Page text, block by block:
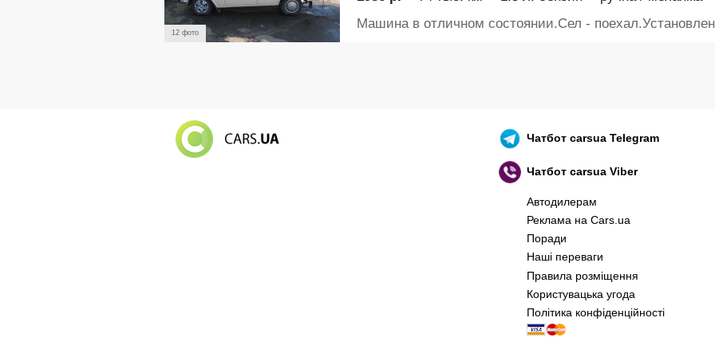
Російський воєнний корабель, іди нах..й! 🇷🇺 🚢 🖕 PS:
12 фото
Машина в отличном состоянии.Сел -
Чатботcarsua Telegram
Чатботcarsua Viber
Автодилерам
Реклама на Cars.ua
Поради
Наші переваги
Правила розміщення
Користувацька угода
Політика конфіденційності